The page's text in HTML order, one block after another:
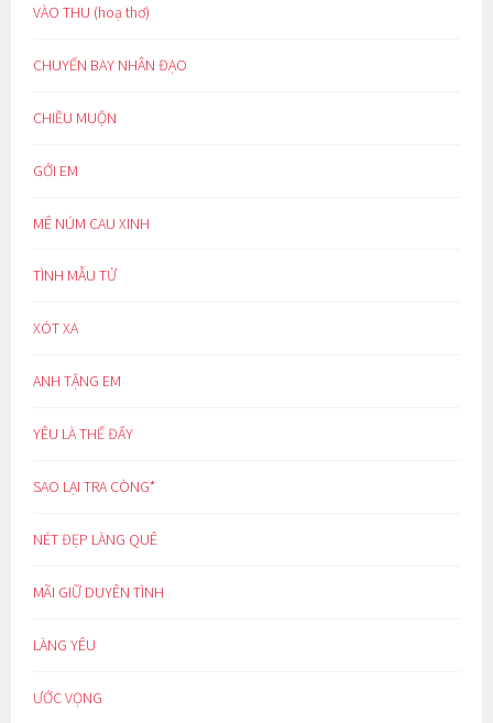
VÀO THU (hoạ thơ)
CHUYẾN BAY NHÂN ĐẠO
CHIỀU MUỘN
GỞI EM
MÊ NÚM CAU XINH
TÌNH MẪU TỬ
XÓT XA
ANH TẶNG EM
YÊU LÀ THẾ ĐẤY
SAO LẠI TRA CÒNG*
NÉT ĐẸP LÀNG QUÊ
MÃI GIỮ DUYÊN TÌNH
LÀNG YÊU
ƯỚC VỌNG